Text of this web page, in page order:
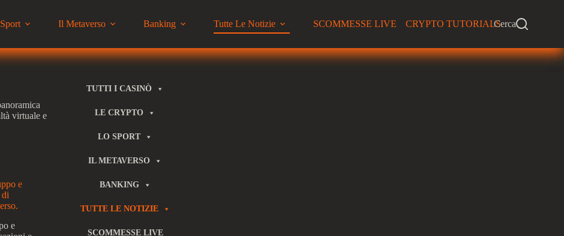
Il Metaverso Banking Tutte Le Notizie SCOMMESSE LIVE CRYPTO TUTORIALSCerca
virtuale e
e
di
e
TUTTI I CASINÒ
LE CRYPTO
LO SPORT
IL METAVERSO
BANKING
TUTTE LE NOTIZIE
SCOMMESSE LIVE